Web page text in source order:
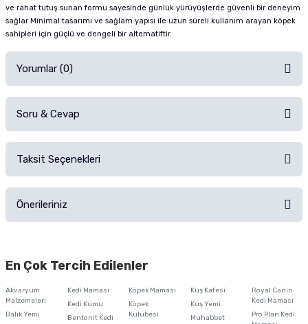
ve rahat tutuş sunan formu sayesinde günlük yürüyüşlerde güvenli bir deneyim
sağlar Minimal tasarımı ve sağlam yapısı ile uzun süreli kullanım arayan köpek
sahipleri için güçlü ve dengeli bir alternatiftir.
Yorumlar (0)
Ürünü Satın Al ve Yorumla
Soru & Cevap
Taksit Seçenekleri
Önerileriniz
iletebilirsiniz.
Ürün resmi kalitesiz, bozuk veya görüntülenemiyor.
En Çok Tercih Edilenler
Akvaryum
Malzemeleri
Balık Yemi
Kedi Maması
Kedi Kumu
Bentonit Kedi
Köpek Maması
Köpek
Kulübesi
Kuş Kafesi
Kuş Yemi
Muhabbet
Royal Canin
Kedi Maması
Pro Plan Kedi